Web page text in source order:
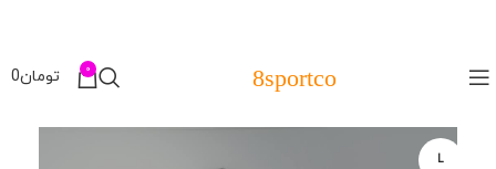
8sportco
0 تومان0
L